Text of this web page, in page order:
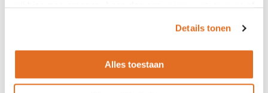
Details tonen
Alles toestaan